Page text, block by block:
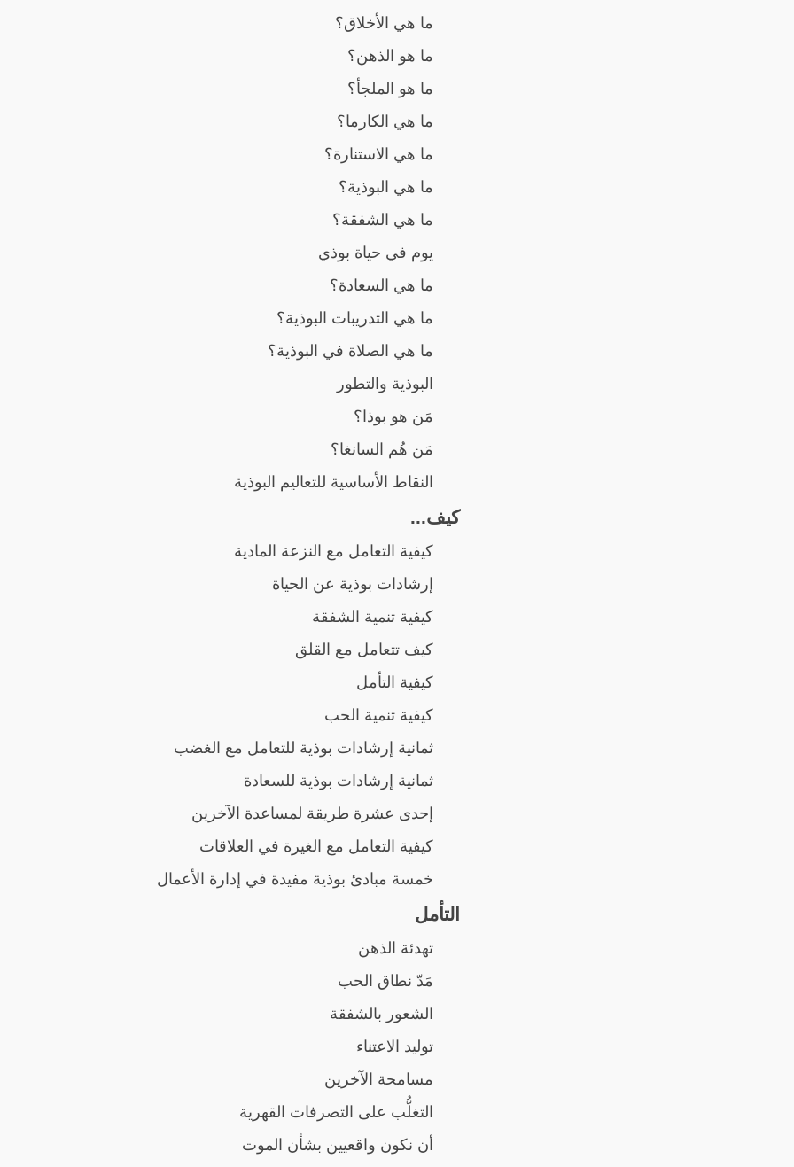
ما هي الأخلاق؟
ما هو الذهن؟
ما هو الملجأ؟
ما هي الكارما؟
ما هي الاستنارة؟
ما هي البوذية؟
ما هي الشفقة؟
يوم في حياة بوذي
ما هي السعادة؟
ما هي التدريبات البوذية؟
ما هي الصلاة في البوذية؟
البوذية والتطور
مَن هو بوذا؟
مَن هُم السانغا؟
النقاط الأساسية للتعاليم البوذية
كيف...
كيفية التعامل مع النزعة المادية
إرشادات بوذية عن الحياة
كيفية تنمية الشفقة
كيف تتعامل مع القلق
كيفية التأمل
كيفية تنمية الحب
ثمانية إرشادات بوذية للتعامل مع الغضب
ثمانية إرشادات بوذية للسعادة
إحدى عشرة طريقة لمساعدة الآخرين
كيفية التعامل مع الغيرة في العلاقات
خمسة مبادئ بوذية مفيدة في إدارة الأعمال
التأمل
تهدئة الذهن
مَدّ نطاق الحب
الشعور بالشفقة
توليد الاعتناء
مسامحة الآخرين
التغلُّب على التصرفات القهرية
أن نكون واقعيين بشأن الموت